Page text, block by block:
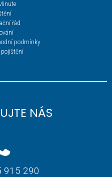
řád
podmínky
pojištění
NÁS
915 290